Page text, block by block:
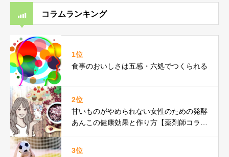
コラムランキング
1位
食事のおいしさは五感・六処でつくられる
2位
甘いものがやめられない女性のための発酵
あんこの健康効果と作り方【薬剤師コラ
3位